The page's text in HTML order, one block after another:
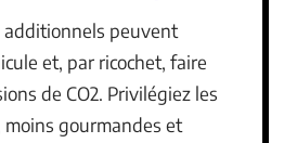
additionnels peuvent
et, par ricochet, faire
de CO2. Privilégiez les
gourmandes et